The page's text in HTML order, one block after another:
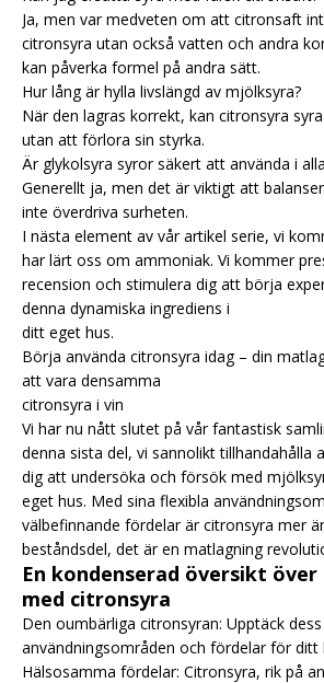
Ja, men var medveten om att citronsaft
citronsyra utan också vatten och andra
kan påverka formel på andra sätt.
Hur lång är hylla livslängd av mjölksyra?
När den lagras korrekt, kan citronsyra
utan att förlora sin styrka.
Är glykolsyra syror säkert att använda i
Generellt ja, men det är viktigt att
inte överdriva surheten.
I nästa element av vår artikel serie, vi
har lärt oss om ammoniak. Vi kommer
recension och stimulera dig att börja
denna dynamiska ingrediens i
ditt eget hus.
Börja använda citronsyra idag – din
att vara densamma
citronsyra i vin
Vi har nu nått slutet på vår fantastisk
denna sista del, vi sannolikt tillhandahålla
dig att undersöka och försök med
eget hus. Med sina flexibla
välbefinnande fördelar är citronsyra mer
beståndsdel, det är en matlagning
En kondenserad översikt
med citronsyra
Den oumbärliga citronsyran: Upptäck
användningsområden och fördelar för ditt
Hälsosamma fördelar: Citronsyra, rik på